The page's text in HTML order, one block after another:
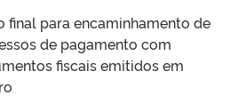
final para encaminhamento de
de pagamento com
fiscais emitidos em